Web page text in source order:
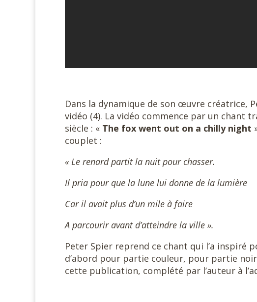
Dans la dynamique de son œuvre créatrice,
vidéo (4). La vidéo commence par un chant
siècle : « The fox went out on a chilly night
couplet :
« Le renard partit la nuit pour chasser.
Il pria pour que la lune lui donne de la lumière
Car il avait plus d’un mile à faire
A parcourir avant d’atteindre la ville ».
Peter Spier reprend ce chant qui l’a inspiré
d’abord pour partie couleur, pour partie
cette publication, complété par l’auteur à